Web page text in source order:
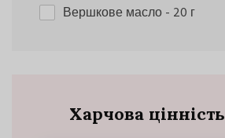
Вершкове масло- 20 г
Харчова цінність